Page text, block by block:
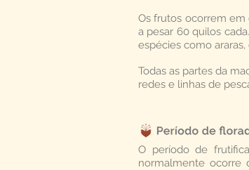
Os frutos ocorrem em
a pesar 60 quilos
espécies como araras,
Todas as partes da
redes e linhas de
O período de
normalmente ocorre